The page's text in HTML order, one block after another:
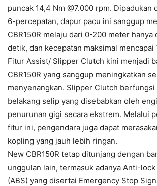
puncak 14,4 Nm @7.000 rpm. Dipadukan
6-percepatan, dapur pacu ini sanggup
CBR150R melaju dari 0-200 meter hanya
detik, dan kecepatan maksimal mencapai
Fitur Assist/ Slipper Clutch kini menjadi
CBR150R yang sanggup meningkatkan
menyenangkan. Slipper Clutch berfungsi
belakang selip yang disebabkan oleh
penurunan gigi secara ekstrem. Melalui
fitur ini, pengendara juga dapat
kopling yang jauh lebih ringan.
New CBR150R tetap ditunjang dengan
unggulan lain, termasuk adanya Anti-
(ABS) yang disertai Emergency Stop